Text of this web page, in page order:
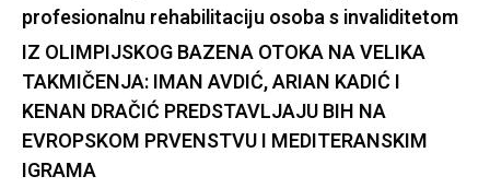
profesionalnu rehabilitaciju osoba s invaliditetom
IZ OLIMPIJSKOG BAZENA OTOKA NA VELIKA
TAKMIČENJA: IMAN AVDIĆ, ARIAN KADIĆ I
KENAN DRAČIĆ PREDSTAVLJAJU BIH NA
EVROPSKOM PRVENSTVU I MEDITERANSKIM
IGRAMA